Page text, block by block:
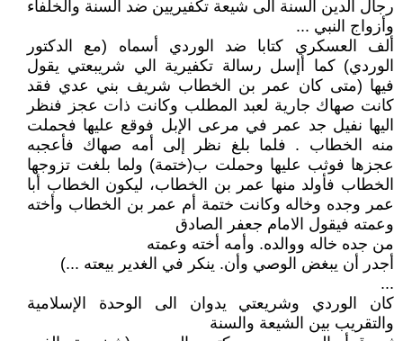
رجال الدين السنة الى شيعة تكفيريين ضد السنة والخلفاء
وأزواج النبي ...
ألف العسكري كتابا ضد الوردي أسماه (مع الدكتور
الوردي) كما أإسل رسالة تكفيرية الي شريبعتي يقول
فيها (متى كان عمر بن الخطاب شريف بني عدي فقد
كانت صهاك جارية لعبد المطلب وكانت ذات عجز فنظر
اليها نفيل جد عمر في مرعى الإبل فوقع عليها فحملت
منه الخطاب . فلما بلغ نظر إلى أمه صهاك فأعجبه
عجزها فوثب عليها وحملت ب(ختمة) ولما بلغت تزوجها
الخطاب فأولد منها عمر بن الخطاب، ليكون الخطاب أبا
عمر وجده وخاله وكانت ختمة أم عمر بن الخطاب وأخته
وعمته فيقول الامام جعفر الصادق
من جده خاله ووالده. وأمه أخته وعمته
أجدر أن يبغض الوصي وأن. ينكر في الغدير بيعته ...)
...
كان الوردي وشريعتي يدوان الى الوحدة الإسلامية
والتقريب بين الشيعة والسنة